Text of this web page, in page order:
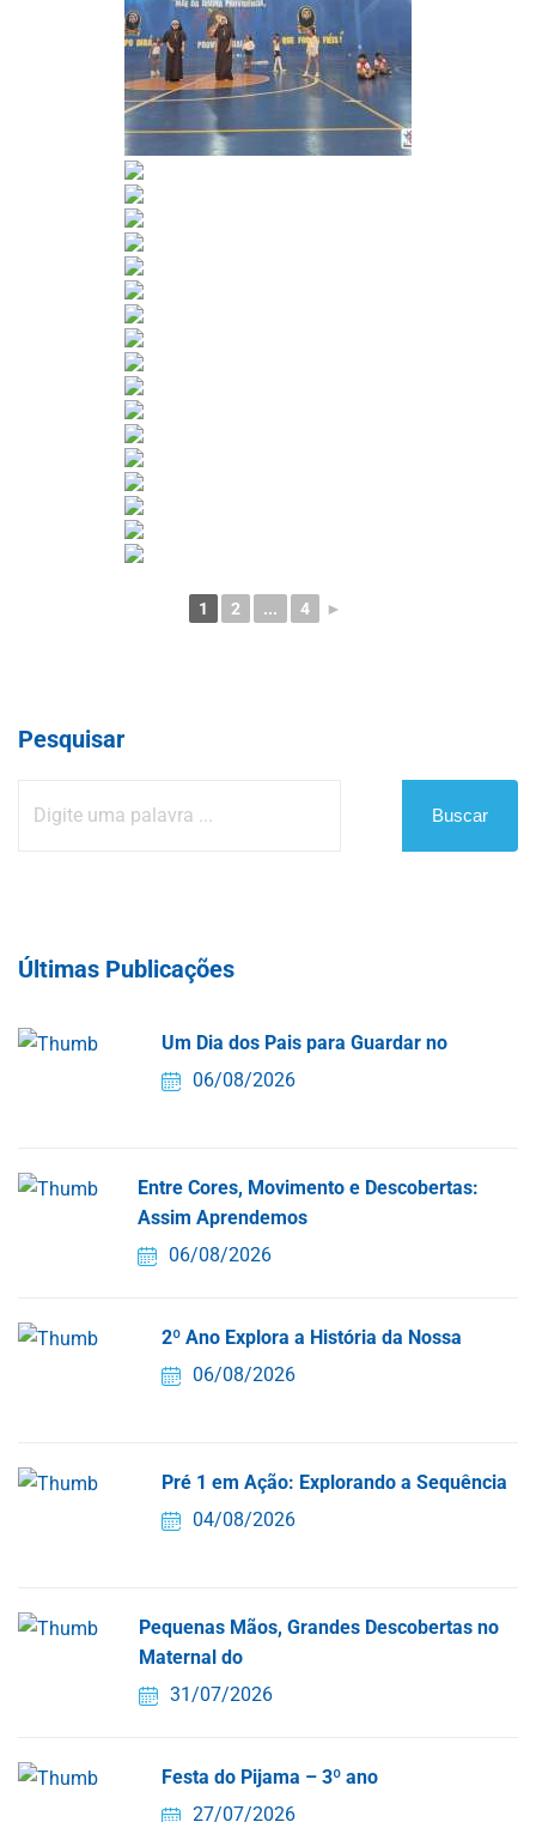
1 2 ... 4 ►
Pesquisar
Buscar
Últimas Publicações
Um Dia dos Pais para Guardar no
06/08/2026
Entre Cores, Movimento e Descobertas:
Assim Aprendemos
06/08/2026
2º Ano Explora a História da Nossa
06/08/2026
Pré 1 em Ação: Explorando a Sequência
04/08/2026
Pequenas Mãos, Grandes Descobertas no
Maternal do
31/07/2026
Festa do Pijama – 3º ano
27/07/2026